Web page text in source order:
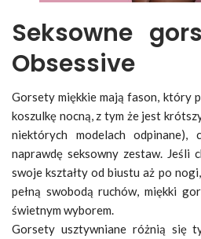
Seksowne
Obsessive
Gorsety miękkie mają fason, który
koszulkę nocną, z tym że jest
niektórych modelach odpinane),
naprawdę seksowny zestaw. Jeśli
swoje kształty od biustu aż po
pełną swobodą ruchów, miękki
świetnym wyborem.
Gorsety usztywniane różnią się